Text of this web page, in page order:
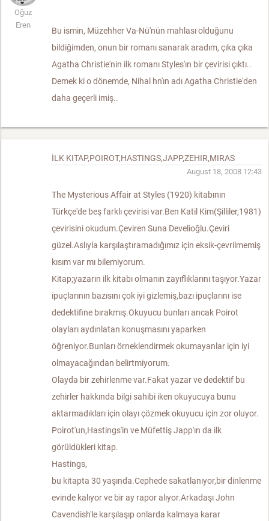
Oğuz
Eren
Bu ismin, Müzehher Va-Nü'nün mahlası olduğunu
bildiğimden, onun bir romanı sanarak aradım, çıka çıka
Agatha Christie'nin ilk romanı Styles'ın bir çevirisi çıktı..
Demek ki o dönemde, Nihal hn'ın adı Agatha Christie'den
daha geçerli imiş..
İLK KITAP,POIROT,HASTINGS,JAPP,ZEHIR,MIRAS
August 18, 2008 12:43
The Mysterious Affair at Styles (1920) kitabının
Türkçe'de beş farklı çevirisi var.Ben Katil Kim(Şilliler,1981)
çevirisini okudum.Çeviren Suna Develioğlu.Çeviri
güzel.Aslıyla karşılaştıramadığımız için eksik-çevrilmemiş
kısım var mı bilemiyorum.
Kitap;yazarın ilk kitabı olmanın zayıflıklarını taşıyor.Yazar
ipuçlarının bazısını çok iyi gizlemiş,bazı ipuçlarını ise
dedektifine bırakmış.Okuyucu bunları ancak Poirot
olayları aydınlatan konuşmasını yaparken
öğreniyor.Bunları örneklendirmek okumayanlar için iyi
olmayacağından belirtmiyorum.
Olayda bir zehirlenme var.Fakat yazar ve dedektif bu
zehirler hakkında bilgi sahibi iken okuyucuya bunu
aktarmadıkları için olayı çözmek okuyucu için zor oluyor.
Poirot'un,Hastings'in ve Müfettiş Japp'ın da ilk
görüldükleri kitap.
Hastings,
bu kitapta 30 yaşında.Cephede sakatlanıyor,bir dinlenme
evinde kalıyor ve bir ay rapor alıyor.Arkadaşı John
Cavendish'le karşılaşıp onlarda kalmaya karar